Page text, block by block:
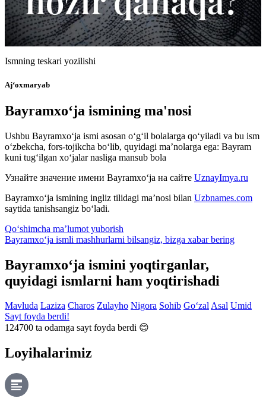
Ismning teskari yozilishi
Aj‘oxmaryab
Bayramxo‘ja ismining ma'nosi
Ushbu Bayramxo‘ja ismi asosan o‘g‘il bolalarga qo‘yiladi va bu ism
o‘zbekcha, fors-tojikcha bo‘lib, quyidagi ma’nolarga ega: Bayram
kuni tug‘ilgan xo‘jalar nasliga mansub bola
Узнайте значение имени Bayramxo‘ja на сайте UznayImya.ru
Bayramxo‘ja ismining ingliz tilidagi ma’nosi bilan Uzbnames.com
saytida tanishsangiz bo‘ladi.
Qo‘shimcha ma’lumot yuborish
Bayramxo‘ja ismli mashhurlarni bilsangiz, bizga xabar bering
Bayramxo‘ja ismini yoqtirganlar,
quyidagi ismlarni ham yoqtirishadi
Mavluda Laziza Charos Zulayho Nigora Sohib Go‘zalAsal Umid
Sayt foyda berdi!
124700 ta odamga sayt foyda berdi 😊
Loyihalarimiz